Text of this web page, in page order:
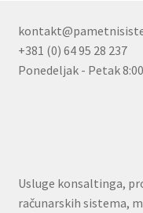
+381 (0) 64 95 28 237
Ponedeljak - Petak
Usluge konsaltinga,
računarskih sistema,